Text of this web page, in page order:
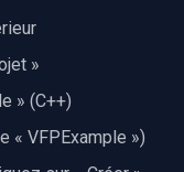
»
» (C++)
« VFPExample »)